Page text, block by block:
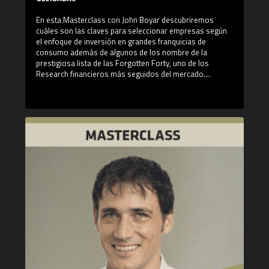
En esta Masterclass con John Boyar descubriremos
cuáles son las claves para seleccionar empresas según
el enfoque de inversión en grandes franquicias de
consumo además de algunos de los nombre de la
prestigiosa lista de las Forgotten Forty, uno de los
Research financieros más seguidos del mercado.
- El Enfóque de Inversión en Grandes Franquicias de
Consumo
- ¿Serán los ETF el futuro de la gestión discrecional en
EE.UU y el resto del mundo?
- Tesis de inversión de las Forgotten Forty: eBay,
Madison Square Garden Networks y Heiz Brands
¿Quién es John Boyar?
John Boyar es actualmente el presidente de Boyar
Research. Se graduó en la Universidad de Cornell en una
licenciatura en Economía Aplicada y Gestión Empresarial,
comenzó su carrera de inversión en GAMCO Investors.
Luego se unió a Boyar donde estableció el "Boyar’s
Alternative Viewpoint", que era un producto de
investigación diseñado específicamente para el "Global